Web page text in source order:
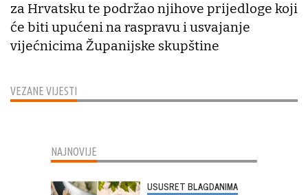
VEZANE VIJESTI
za Hrvatsku te podržao njihove prijedloge koji
će biti upućeni na raspravu i usvajanje
vijećnicima Županijske skupštine
NAJNOVIJE
USUSRET BLAGDANIMA